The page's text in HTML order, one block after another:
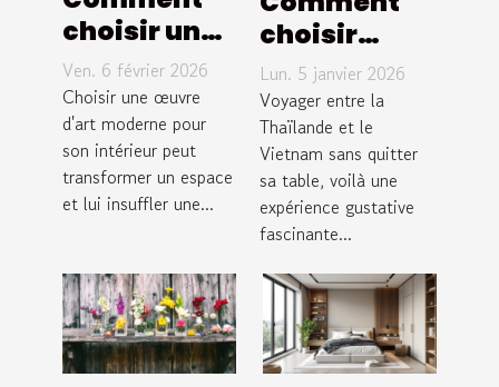
choisir une
œuvre d'art
moderne
pour son
intérieur ?
Ven. 6 février 2026
Choisir une œuvre
d'art moderne pour
son intérieur peut
transformer un espace
et lui insuffler une...
choisir
entre plats
thaïlandais
et
vietnamiens
?
Lun. 5 janvier 2026
Voyager entre la
Thaïlande et le
Vietnam sans quitter
sa table, voilà une
expérience gustative
fascinante...